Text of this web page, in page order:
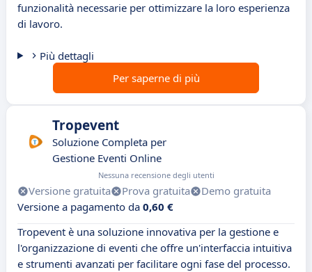
funzionalità necessarie per ottimizzare la loro esperienza
di lavoro.
Più dettagli
Per saperne di più
Tropevent
Soluzione Completa per
Gestione Eventi Online
Nessuna recensione degli utenti
Versione gratuita Prova gratuita
Demo gratuita
Versione a pagamento da 0,60 €
Tropevent è una soluzione innovativa per la gestione e
l'organizzazione di eventi che offre un'interfaccia intuitiva
e strumenti avanzati per facilitare ogni fase del processo.